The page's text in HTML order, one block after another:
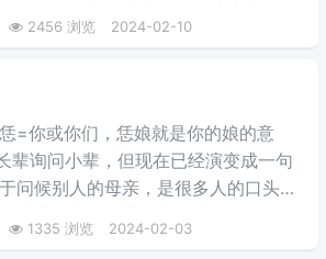
的很强的嘲讽意味，慢慢演变成了调
个梗来调侃自己。
2456 浏览 2024-02-10
=你或你们，恁娘就是你的娘的意
辈询问小辈，但现在已经演变成一句
问候别人的母亲，是很多人的口头
与同辈朋友的交流中。这样的用法旨
1335 浏览 2024-02-03